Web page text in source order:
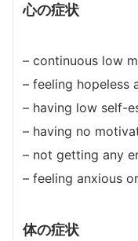
心の症状
– continuous low
– feeling hopeless
– having low self-
– having no
– not getting any
– feeling anxious
体の症状